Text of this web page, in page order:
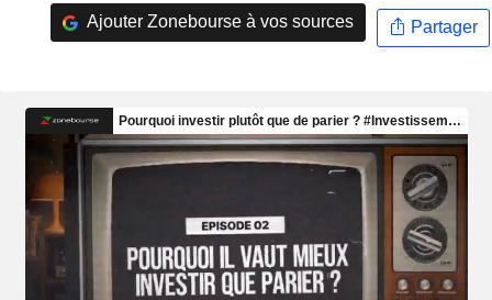
Ajouter Zonebourse à vos sources Partager